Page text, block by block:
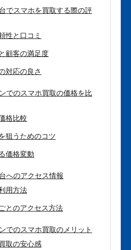
でスマホを買取する際の評
性と口コミ
顧客の満足度
対応の良さ
でのスマホ買取の価格を比
格比較
狙うためのコツ
価格変動
へのアクセス情報
用方法
とのアクセス方法
でのスマホ買取のメリット
取の安心感